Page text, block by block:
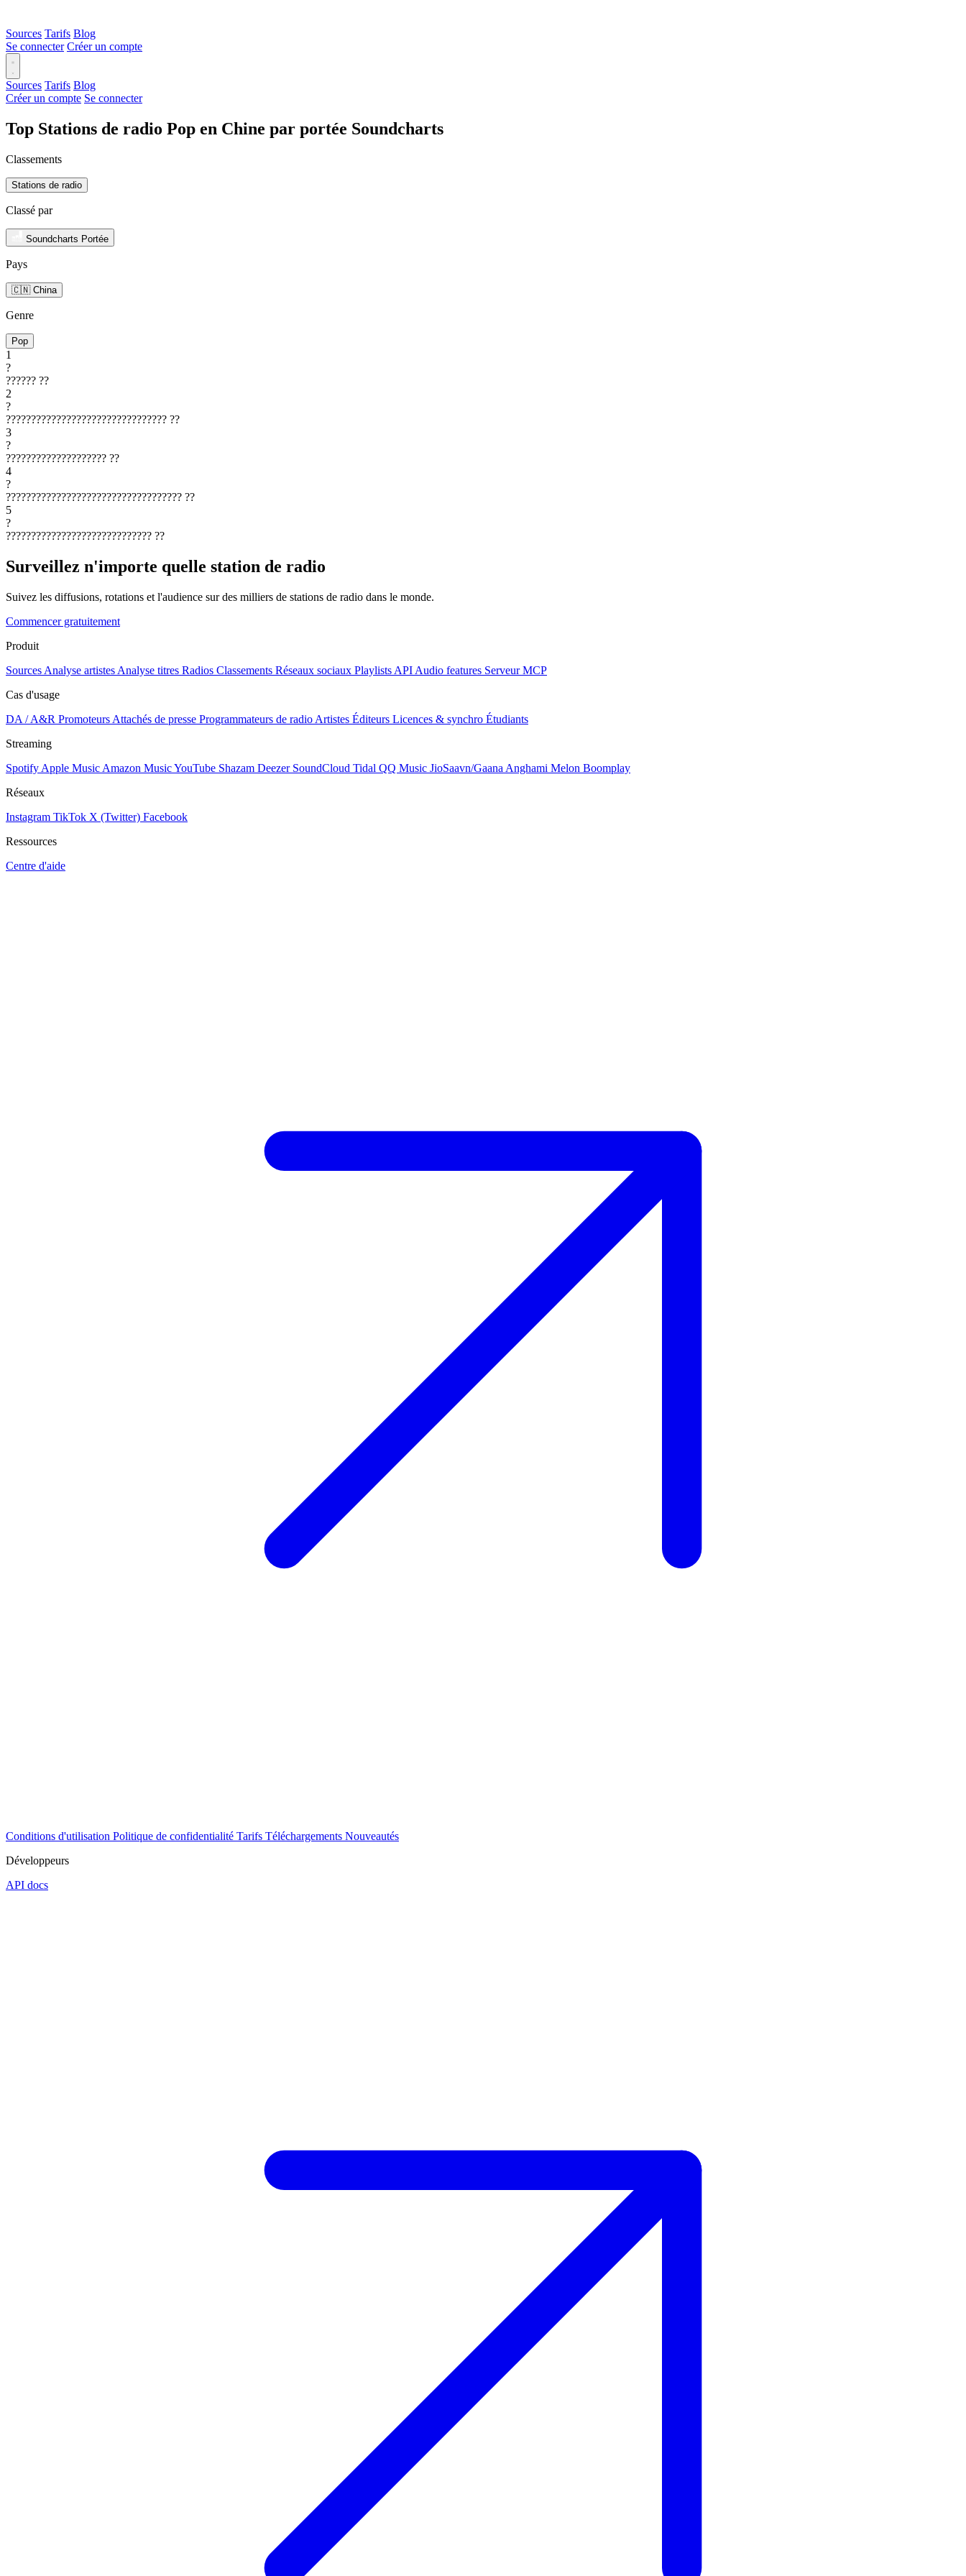
Sources Tarifs Blog
Se connecter Créer un compte
Sources Tarifs Blog
Créer un compte Se connecter
Top Stations de radio Pop en Chine par portée Soundcharts
Classements
Stations de radio
Classé par
Soundcharts Portée
Pays
🇨🇳 China
Genre
Pop
1
?
?????? ??
2
?
???????????????????????????????? ??
3
?
???????????????????? ??
4
?
??????????????????????????????????? ??
5
?
????????????????????????????? ??
Surveillez n'importe quelle station de radio
Suivez les diffusions, rotations et l'audience sur des milliers de stations de radio dans le monde.
Commencer gratuitement
Produit
Sources Analyse artistes Analyse titres Radios Classements Réseaux sociaux Playlists API Audio features Serveur MCP
Cas d'usage
DA / A&R Promoteurs Attachés de presse Programmateurs de radio Artistes Éditeurs Licences & synchro Étudiants
Streaming
Spotify Apple Music Amazon MusicYouTube Shazam Deezer SoundCloud Tidal QQ Music JioSaavn/Gaana Anghami Melon Boomplay
Réseaux
Instagram TikTok X (Twitter) Facebook
Ressources
Centre d'aide
Conditions d'utilisation Politique de confidentialité Tarifs Téléchargements Nouveautés
Développeurs
API docs